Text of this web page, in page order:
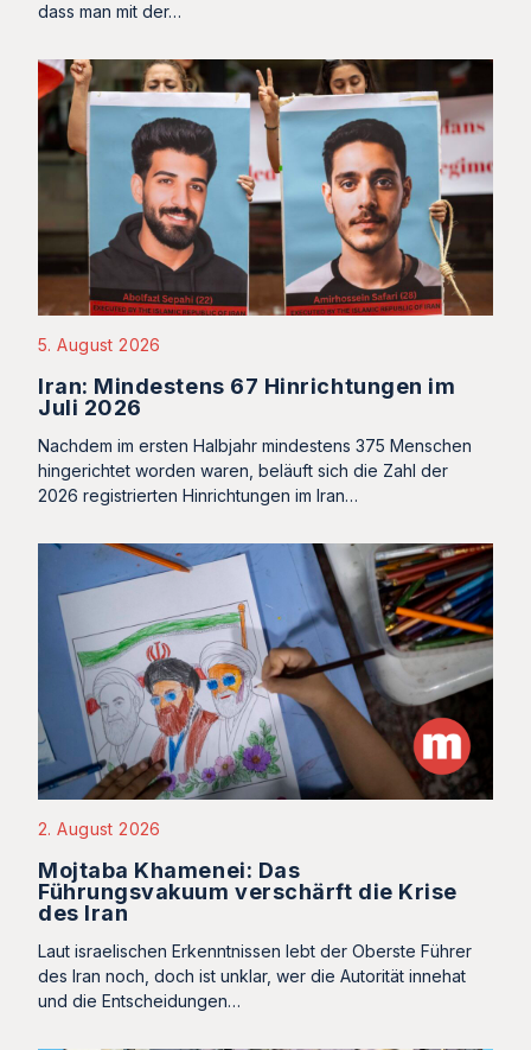
dass man mit der…
5. August 2026
Iran: Mindestens 67 Hinrichtungen im
Juli 2026
Nachdem im ersten Halbjahr mindestens 375 Menschen
hingerichtet worden waren, beläuft sich die Zahl der
2026 registrierten Hinrichtungen im Iran…
2. August 2026
Mojtaba Khamenei: Das
Führungsvakuum verschärft die Krise
des Iran
Laut israelischen Erkenntnissen lebt der Oberste Führer
des Iran noch, doch ist unklar, wer die Autorität innehat
und die Entscheidungen…